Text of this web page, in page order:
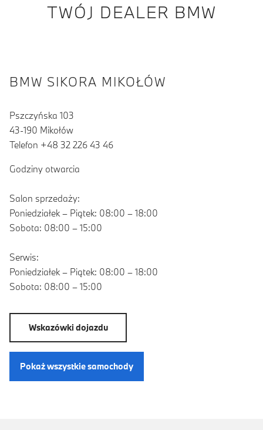
TWÓJ DEALER BMW
BMW SIKORA MIKOŁÓW
Pszczyńska 103
43-190 Mikołów
Telefon +48 32 226 43 46
Godziny otwarcia
Salon sprzedaży:
Poniedziałek – Piątek: 08:00 – 18:00
Sobota: 08:00 – 15:00
Serwis:
Poniedziałek – Piątek: 08:00 – 18:00
Sobota: 08:00 – 15:00
Wskazówki dojazdu
Pokaż wszystkie samochody